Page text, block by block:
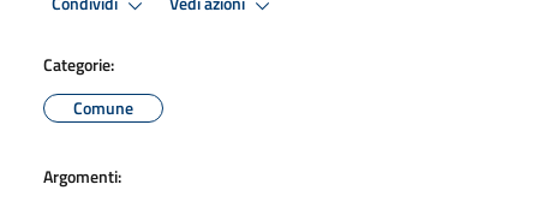
Categorie:
Comune
Argomenti: